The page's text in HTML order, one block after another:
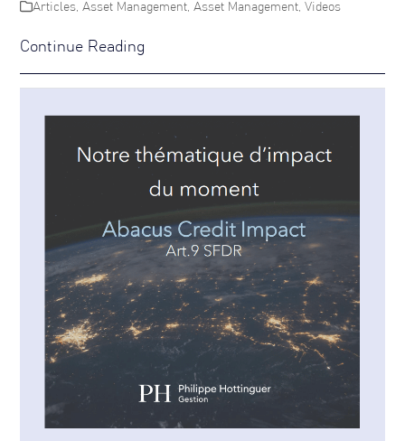
Articles,Asset Management,Asset Management,Videos
Continue Reading